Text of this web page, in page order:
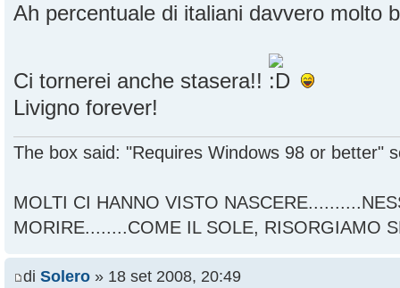
Ah percentuale di italiani davvero molto
Ci tornerei anche stasera!!
Livigno forever!
The box said: "Requires Windows 98 or better"
MOLTI CI HANNO VISTO
MORIRE........COME IL SOLE, RISORGIAMO
di Solero » 18 set 2008, 20:49